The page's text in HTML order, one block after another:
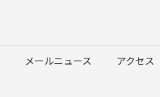
メールニュース アクセス